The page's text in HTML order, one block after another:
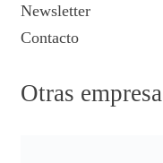
Newsletter
Contacto
Otras